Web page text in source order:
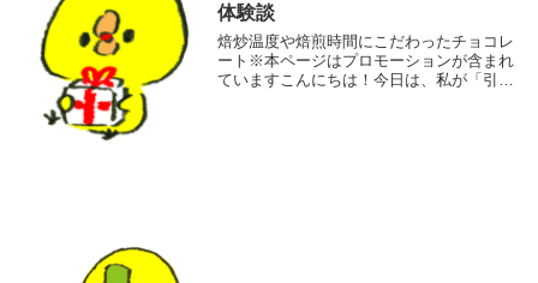
体験談
焙炒温度や焙煎時間にこだわったチョコレ
ート※本ページはプロモーションが含まれ
ていますこんにちは！今日は、私が「引き